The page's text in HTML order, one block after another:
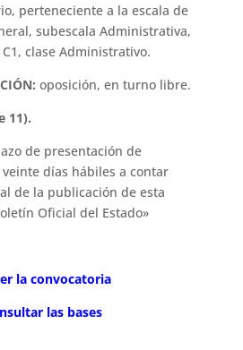
perteneciente a la escala de
subescala Administrativa,
clase Administrativo.
oposición, en turno libre.
11).
de presentación de
días hábiles a contar
de la publicación de esta
Oficial del Estado»
la convocatoria
las bases